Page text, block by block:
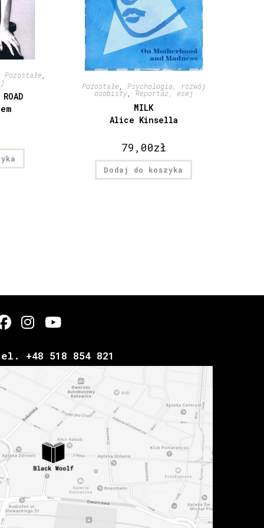
Pozostałe
Pozostałe Psychologia, rozwój
osobisty, Reportaż, esej
MILK
Alice Kinsella
79,00zł
Dodaj do koszyka
+48 518 854 821